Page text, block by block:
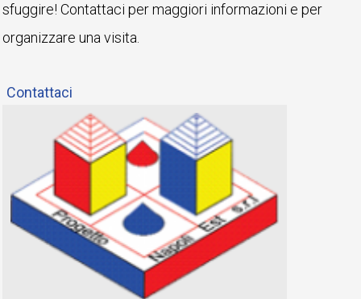
sfuggire! Contattaci per maggiori informazioni e per
organizzare una visita.
Contattaci